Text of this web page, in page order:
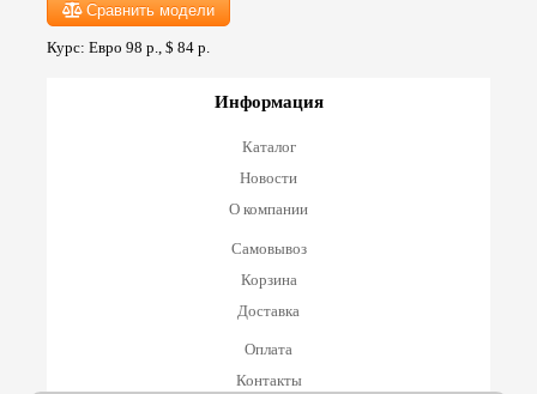
Сравнить модели
Курс: Евро 98 р., $ 84 р.
Информация
Каталог
Новости
О компании
Самовывоз
Корзина
Доставка
Оплата
Контакты